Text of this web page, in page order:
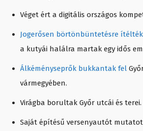
Véget ért a digitális országos
Jogerősen börtönbüntetésre ítélték
a kutyái halálra martak egy idős
Álkéményseprők bukkantak fel
vármegyében.
Virágba borultak Győr utcái és terei.
Saját építésű versenyautót